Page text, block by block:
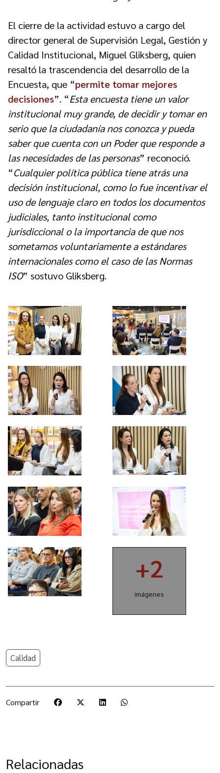
El cierre de la actividad estuvo a cargo del
director general de Supervisión Legal, Gestión y
Calidad Institucional, Miguel Gliksberg, quien
resaltó la trascendencia del desarrollo de la
Encuesta, que “permite tomar mejores
decisiones”. “Esta encuesta tiene un valor
institucional muy grande, de decidir y tomar en
serio que la ciudadanía nos conozca y pueda
saber que cuenta con un Poder que responde a
las necesidades de las personas” reconoció.
“Cualquier política pública tiene atrás una
decisión institucional, como lo fue incentivar el
uso de lenguaje claro en todos los documentos
judiciales, tanto institucional como
jurisdiccional o la importancia de que nos
sometamos voluntariamente a estándares
internacionales como el caso de las Normas
ISO” sostuvo Gliksberg.
+2
imágenes
Calidad
Compartir
Relacionadas